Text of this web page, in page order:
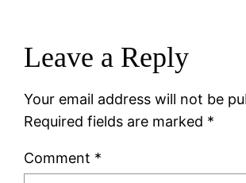
Leave a Reply
Your email address will not be
Required fields are marked *
Comment *